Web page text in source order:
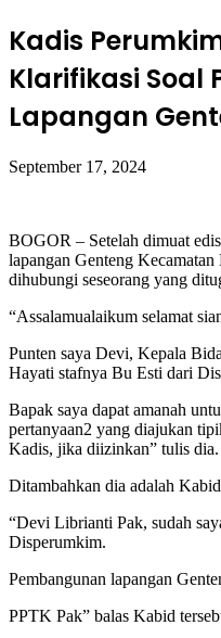
Kadis
Klarifikasi Soal
Lapangan
September 17, 2024
BOGOR – Setelah dimuat
lapangan Genteng
dihubungi seseorang yang
“Assalamualaikum selamat
Punten saya Devi, Kepala
Hayati stafnya Bu Esti dari
Bapak saya dapat amanah
pertanyaan2 yang diajukan
Kadis, jika diizinkan” tulis dia.
Ditambahkan dia adalah
“Devi Librianti Pak, sudah
Disperumkim.
Pembangunan lapangan
PPTK Pak” balas Kabid